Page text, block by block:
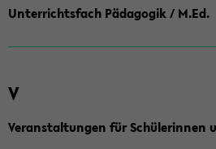
Unterrichtsfach Pädagogik / M.Ed.
V
Veranstaltungen für Schülerinnen